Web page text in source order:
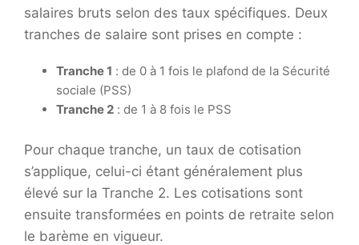
salaires bruts selon des taux spécifiques. Deux
tranches de salaire sont prises en compte :
Tranche 1 : de 0 à 1 fois le plafond de la Sécurité
sociale (PSS)
Tranche 2 : de 1 à 8 fois le PSS
Pour chaque tranche, un taux de cotisation
s’applique, celui-ci étant généralement plus
élevé sur la Tranche 2. Les cotisations sont
ensuite transformées en points de retraite selon
le barème en vigueur.